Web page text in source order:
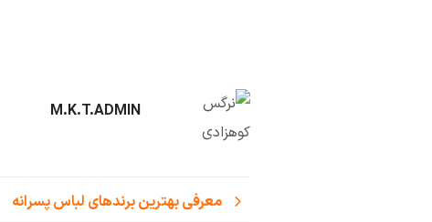
M.K.T.ADMIN
معرفی بهترین برندهای لباس پسرانه